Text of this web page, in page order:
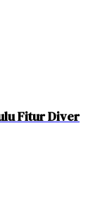
Fitur Diver